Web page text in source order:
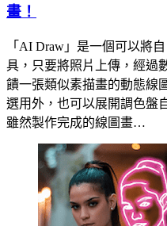
畫！
「AI Draw」是一個可以將
具，只要將照片上傳，經過
饋一張類似素描畫的動態線
選用外，也可以展開調色盤
雖然製作完成的線圖畫…